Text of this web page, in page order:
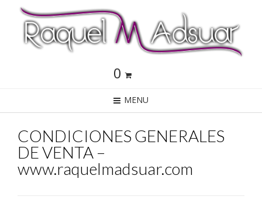
0
MENU
CONDICIONES GENERALES
DE VENTA –
www.raquelmadsuar.com